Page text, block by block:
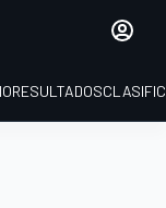
RESULTADOS